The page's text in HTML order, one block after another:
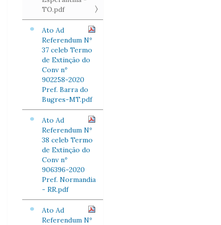
TO.pdf
Ato Ad
Referendum Nº
37 celeb Termo
de Extinção do
Conv nº
902258-2020
Pref. Barra do
Bugres-MT.pdf
Ato Ad
Referendum Nº
38 celeb Termo
de Extinção do
Conv nº
906396-2020
Pref. Normandia
- RR.pdf
Ato Ad
Referendum Nº